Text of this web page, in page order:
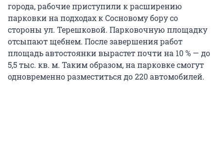
города, рабочие приступили к расширению
парковки на подходах к Сосновому бору со
стороны ул. Терешковой. Парковочную площадку
отсыпают щебнем. После завершения работ
площадь автостоянки вырастет почти на 10 % — до
5,5 тыс. кв. м. Таким образом, на парковке смогут
одновременно разместиться до 220 автомобилей.